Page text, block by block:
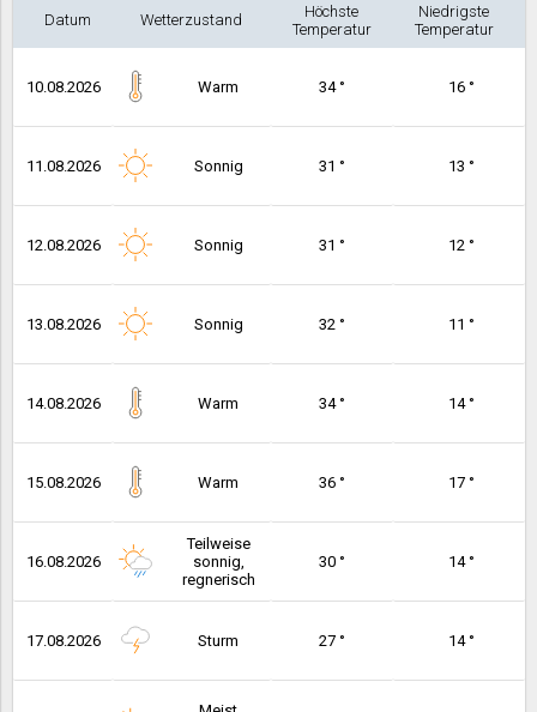
Datum Wetterzustand
Höchste
Temperatur
Niedrigste
Temperatur
10.08.2026 Warm 34 ° 16 °
11.08.2026 Sonnig 31 ° 13 °
12.08.2026 Sonnig 31 ° 12 °
13.08.2026 Sonnig 32 ° 11 °
14.08.2026 Warm 34 ° 14 °
15.08.2026 Warm 36 ° 17 °
16.08.2026
Teilweise
sonnig,
regnerisch
30 ° 14 °
17.08.2026 Sturm 27 ° 14 °